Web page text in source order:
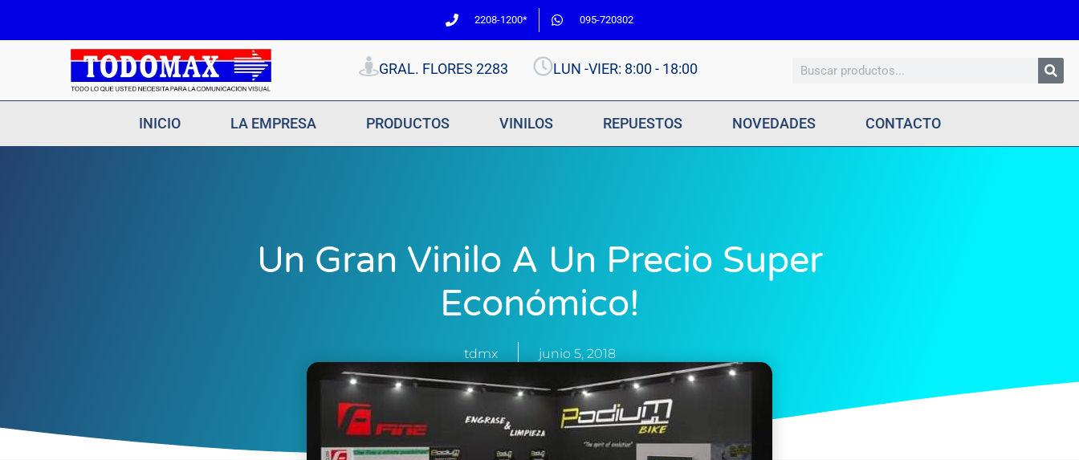
2208-1200* 095-720302
GRAL. FLORES 2283 LUN -VIER: 8:00 - 18:00 Search
INICIO LA EMPRESA PRODUCTOS VINILOS REPUESTOS NOVEDADES CONTACTO
Un Gran Vinilo A Un Precio Super
Económico!
tdmx junio 5, 2018